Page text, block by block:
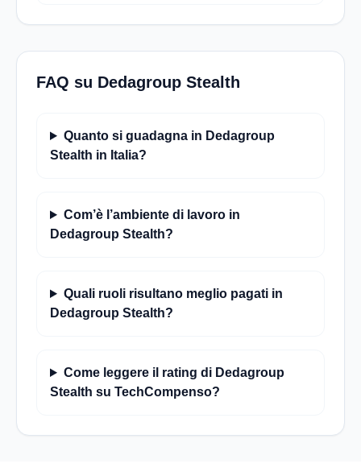
FAQ su Dedagroup Stealth
Quanto si guadagna in Dedagroup
Stealth in Italia?
Com’è l’ambiente di lavoro in
Dedagroup Stealth?
Quali ruoli risultano meglio pagati in
Dedagroup Stealth?
Come leggere il rating di Dedagroup
Stealth su TechCompenso?